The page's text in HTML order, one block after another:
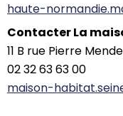
haute-
Contacter La
11 B rue Pierre
02 32 63 63 00
maison-